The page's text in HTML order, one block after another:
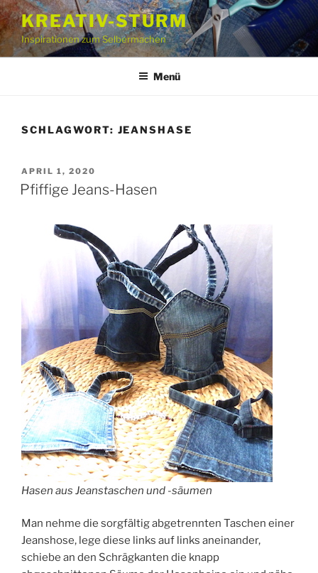
Zum
Inhalt
springen
KREATIV-STURM
Inspirationen zum Selbermachen
Menü
SCHLAGWORT: JEANSHASE
VERÖFFENTLICHT
AM
APRIL 1, 2020
Pfiffige Jeans-Hasen
Hasen aus Jeanstaschen und -säumen
Man nehme die sorgfältig abgetrennten Taschen einer
Jeanshose, lege diese links auf links aneinander,
schiebe an den Schrägkanten die knapp